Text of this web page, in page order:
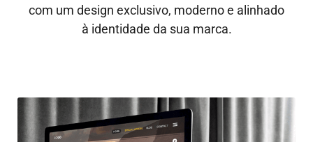
com um design exclusivo, moderno e alinhado
à identidade da sua marca.